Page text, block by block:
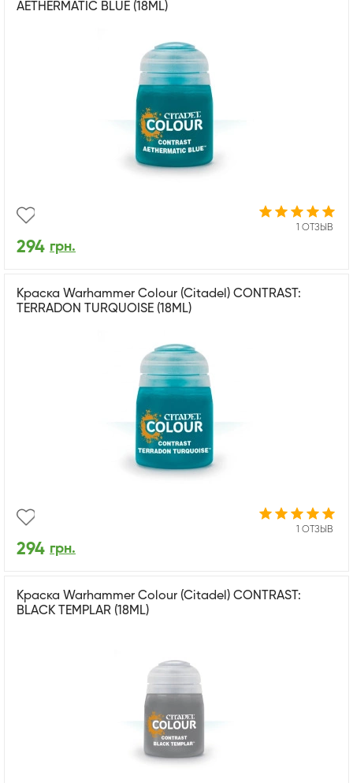
AETHERMATIC BLUE (18ML)
1 ОТЗЫВ
294 грн.
Краска Warhammer Colour (Citadel) CONTRAST:
TERRADON TURQUOISE (18ML)
1 ОТЗЫВ
294 грн.
Краска Warhammer Colour (Citadel) CONTRAST:
BLACK TEMPLAR (18ML)